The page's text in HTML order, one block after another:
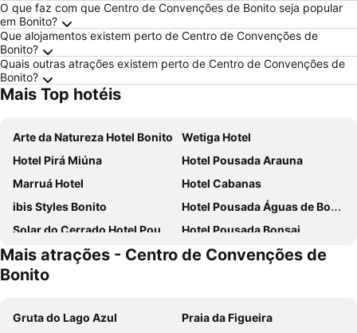
O que faz com que Centro de Convenções de Bonito seja popular
em Bonito?
Que alojamentos existem perto de Centro de Convenções de
Bonito?
Quais outras atrações existem perto de Centro de Convenções de
Bonito?
Mais Top hotéis
Arte da Natureza Hotel Bonito
Wetiga Hotel
Hotel Pirá Miúna
Hotel Pousada Arauna
Marruá Hotel
Hotel Cabanas
ibis Styles Bonito
Hotel Pousada Águas de Bonito
Solar do Cerrado Hotel Pousada
Hotel Pousada Bonsai
Hotel da Praça
Hotel Pousada Calliandra
Hotel Caranda Eco Ville
Verdant hotel
Bonito Ecotel
Mais atrações - Centro de Convenções de
Bonito
Gruta do Lago Azul
Praia da Figueira